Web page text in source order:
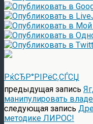
РќСЂР°РІРёС‚СЃСЏ
предыдущая запись
манипулировать
следующая запись
методике ЛИРОС!